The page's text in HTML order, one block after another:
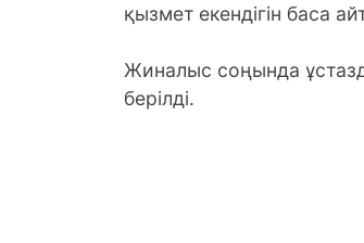
қызмет екендігін баса
Жиналыс соңында
берілді.